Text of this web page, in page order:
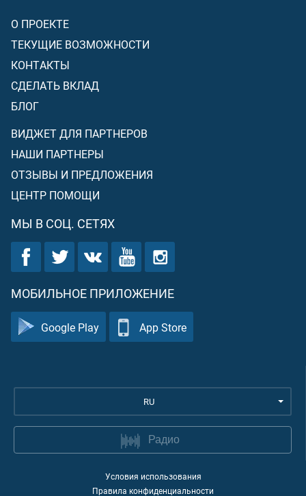
О ПРОЕКТЕ
ТЕКУЩИЕ ВОЗМОЖНОСТИ
КОНТАКТЫ
СДЕЛАТЬ ВКЛАД
БЛОГ
ВИДЖЕТ ДЛЯ ПАРТНЕРОВ
НАШИ ПАРТНЕРЫ
ОТЗЫВЫ И ПРЕДЛОЖЕНИЯ
ЦЕНТР ПОМОЩИ
МЫ В СОЦ. СЕТЯХ
МОБИЛЬНОЕ ПРИЛОЖЕНИЕ
Google Play App Store
RU
Радио
Условия использования
Правила конфиденциальности